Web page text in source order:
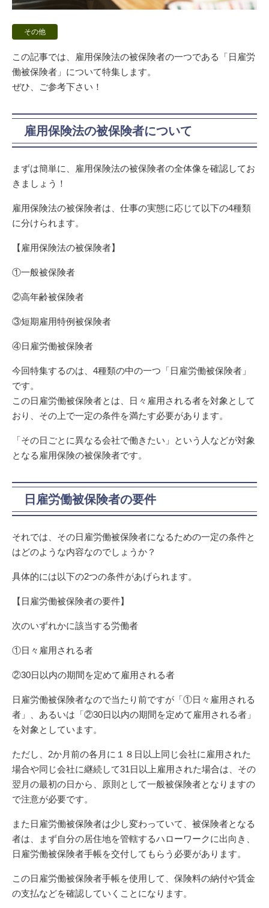
その他
この記事では、雇用保険法の被保険者の一つである「日雇労
働被保険者」について特集します。
ぜひ、ご参考下さい！
雇用保険法の被保険者について
まずは簡単に、雇用保険法の被保険者の全体像を確認してお
きましょう！
雇用保険法の被保険者は、仕事の実態に応じて以下の4種類
に分けられます。
【雇用保険法の被保険者】
①一般被保険者
②高年齢被保険者
③短期雇用特例被保険者
④日雇労働被保険者
今回特集するのは、4種類の中の一つ「日雇労働被保険者」
です。
この日雇労働被保険者とは、日々雇用される者を対象として
おり、その上で一定の条件を満たす必要があります。
「その日ごとに異なる会社で働きたい」という人などが対象
となる雇用保険の被保険者です。
日雇労働被保険者の要件
それでは、その日雇労働被保険者になるための一定の条件と
はどのような内容なのでしょうか？
具体的には以下の2つの条件があげられます。
【日雇労働被保険者の要件】
次のいずれかに該当する労働者
①日々雇用される者
②30日以内の期間を定めて雇用される者
日雇労働被保険者なので当たり前ですが「①日々雇用される
者」、あるいは「②30日以内の期間を定めて雇用される者」
を対象としています。
ただし、2か月前の各月に１８日以上同じ会社に雇用された
場合や同じ会社に継続して31日以上雇用された場合は、その
翌月の最初の日から、原則として一般被保険者となりますの
で注意が必要です。
また日雇労働被保険者は少し変わっていて、被保険者となる
者は、まず自分の居住地を管轄するハローワークに出向き、
日雇労働被保険者手帳を交付してもらう必要があります。
この日雇労働被保険者手帳を使用して、保険料の納付や賃金
の支払などを確認していくことになります。